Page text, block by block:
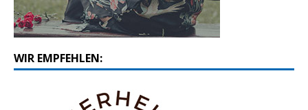
WIR EMPFEHLEN: